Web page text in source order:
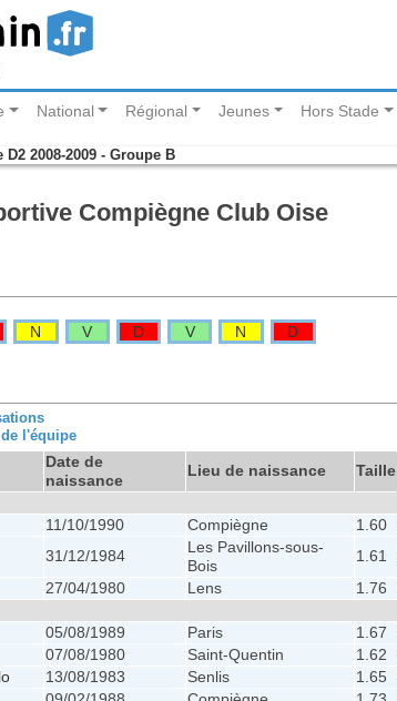
National Régional Jeunes Hors Stade
2008-2009 - Groupe B
Compiègne Club Oise
N V D V N D
l'équipe
Date de
naissance
Lieu de naissance Taille
11/10/1990 Compiègne 1.60
31/12/1984
Les Pavillons-sous-
Bois
1.61
27/04/1980 Lens 1.76
05/08/1989 Paris 1.67
07/08/1980 Saint-Quentin 1.62
13/08/1983 Senlis 1.65